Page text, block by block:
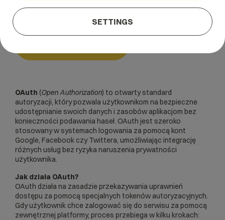
OAuth (Open Authorization) to otwarty standard
autoryzacji, który pozwala użytkownikom na bezpieczne
udostępnianie swoich danych i zasobów aplikacjom bez
konieczności podawania haseł. OAuth jest szeroko
stosowany w systemach logowania za pomocą kont
Google, Facebook czy Twittera, umożliwiając integrację
różnych usług bez ryzyka naruszenia prywatności
użytkownika.
Jak działa OAuth?
OAuth działa na zasadzie przekazywania uprawnień
dostępu za pomocą specjalnych tokenów autoryzacyjnych.
Gdy użytkownik chce zalogować się do serwisu za pomocą
zewnętrznej platformy, proces przebiega w kilku krokach:
SETTINGS